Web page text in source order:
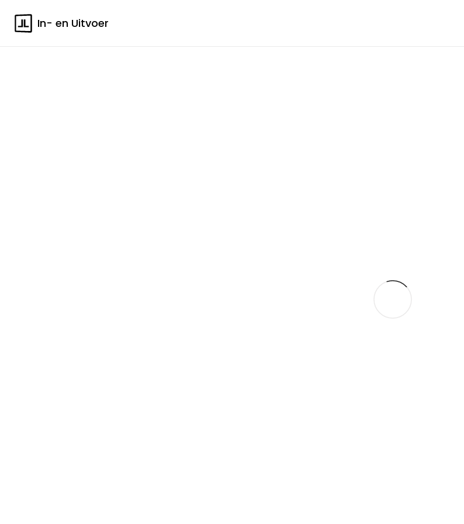
In- en Uitvoer